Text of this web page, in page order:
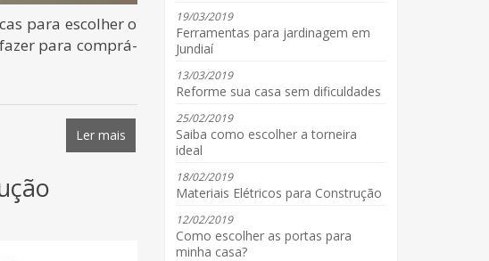
para escolher o
para comprá-
Ler mais
19/03/2019
Ferramentas para jardinagem em
Jundiaí
13/03/2019
Reforme sua casa sem dificuldades
25/02/2019
Saiba como escolher a torneira
ideal
18/02/2019
Materiais Elétricos para Construção
12/02/2019
Como escolher as portas para
minha casa?